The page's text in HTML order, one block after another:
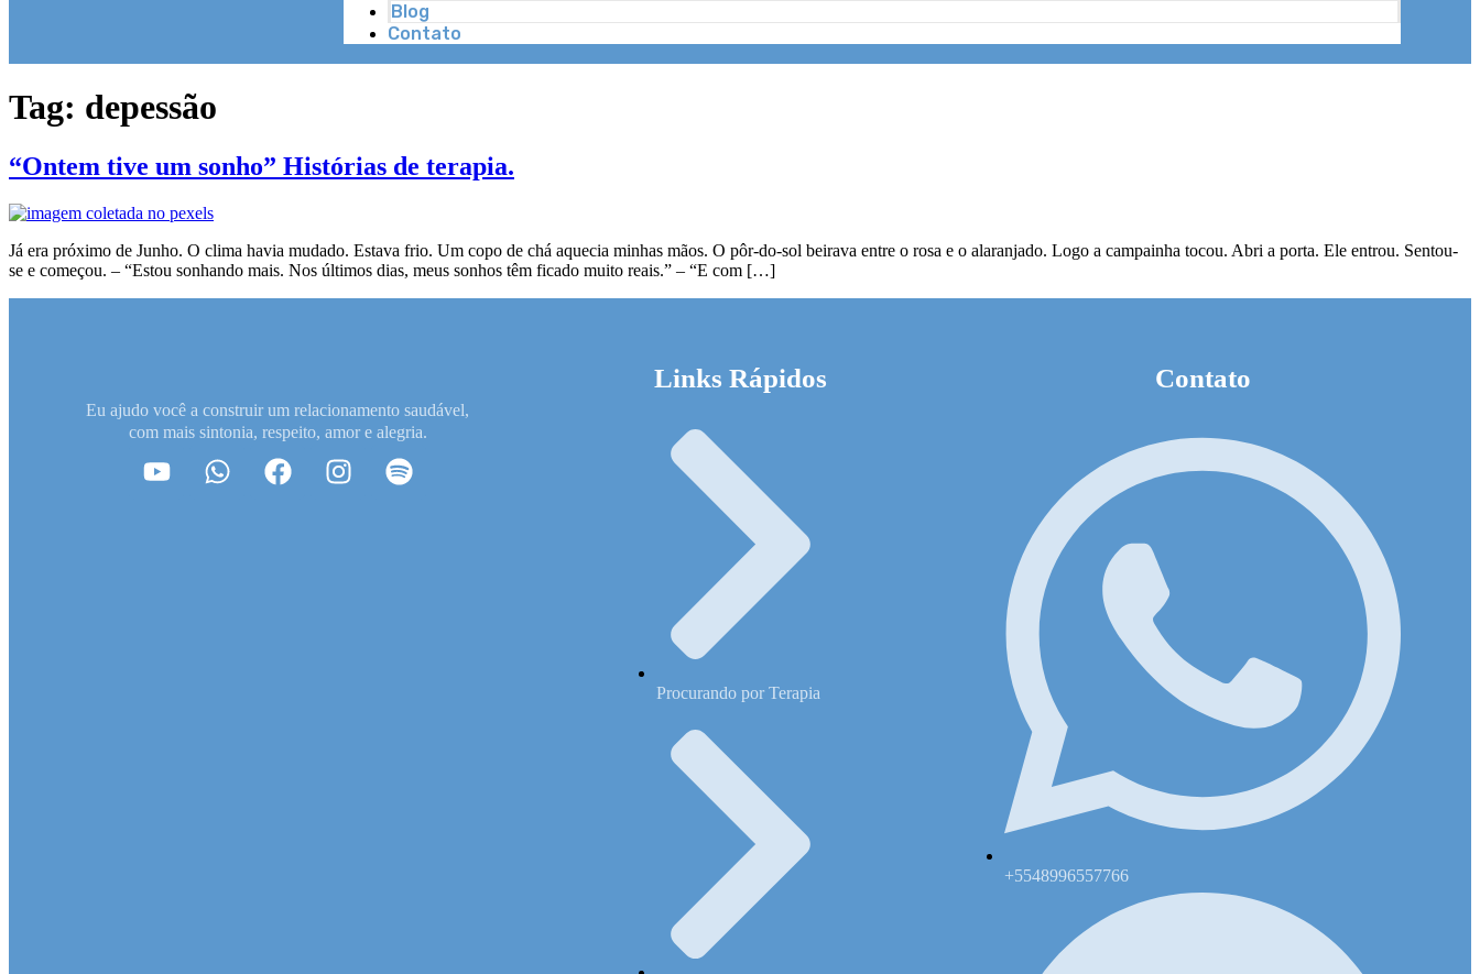
Blog
Contato
Tag: depessão
“Ontem tive um sonho” Histórias de terapia.
Já era próximo de Junho. O clima havia mudado. Estava frio. Um copo de chá aquecia minhas mãos. O pôr-do-sol beirava entre o rosa e o alaranjado. Logo a campainha tocou. Abri a porta. Ele entrou. Sentou-
se e começou. – “Estou sonhando mais. Nos últimos dias, meus sonhos têm ficado muito reais.” – “E com […]
Eu ajudo você a construir um relacionamento saudável,
com mais sintonia, respeito, amor e alegria.
Links Rápidos
Procurando por Terapia
Contato
+5548996557766